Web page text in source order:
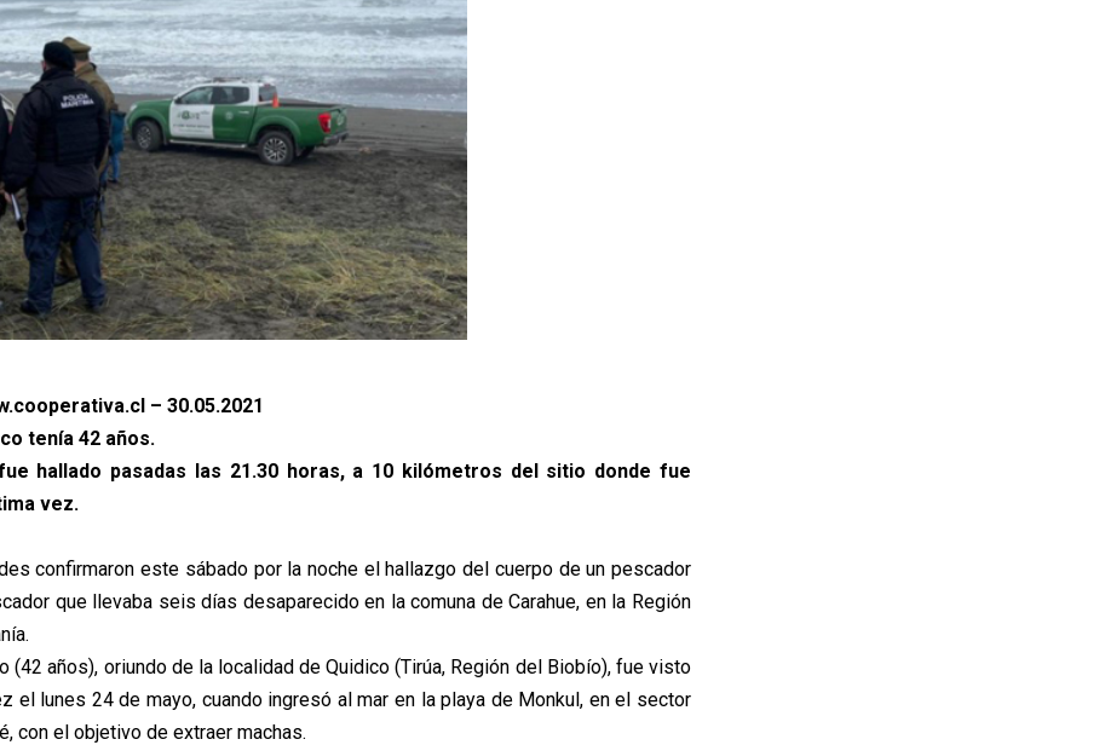
– 30.05.2021
tenía 42 años.
hallado pasadas las 21.30 horas, a 10 kilómetros del sitio donde fue
vez.
confirmaron este sábado por la noche el hallazgo del cuerpo de un pescador
que llevaba seis días desaparecido en la comuna de Carahue, en la Región
(42 años), oriundo de la localidad de Quidico (Tirúa, Región del Biobío), fue visto
el lunes 24 de mayo, cuando ingresó al mar en la playa de Monkul, en el sector
con el objetivo de extraer machas.